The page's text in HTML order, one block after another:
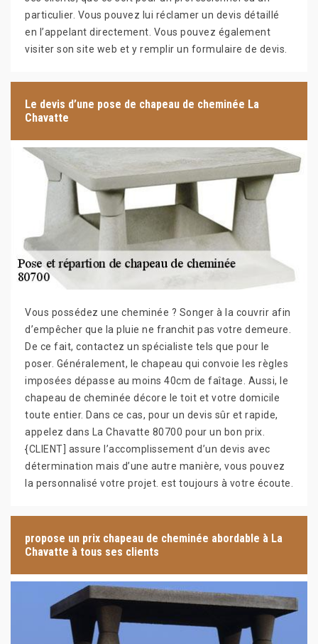
particulier. Vous pouvez lui réclamer un devis détaillé
en l’appelant directement. Vous pouvez également
visiter son site web et y remplir un formulaire de devis.
Le devis d’une pose de chapeau de cheminée La
Chavatte
Vous possédez une cheminée ? Songer à la couvrir afin
d’empêcher que la pluie ne franchit pas votre demeure.
De ce fait, contactez un spécialiste tels que pour le
poser. Généralement, le chapeau qui convoie les règles
imposées dépasse au moins 40cm de faîtage. Aussi, le
chapeau de cheminée décore le toit et votre domicile
toute entier. Dans ce cas, pour un devis sûr et rapide,
appelez dans La Chavatte 80700 pour un bon prix.
{CLIENT] assure l’accomplissement d’un devis avec
détermination mais d’une autre manière, vous pouvez
la personnalisé votre projet. est toujours à votre écoute.
propose un prix chapeau de cheminée abordable à La
Chavatte à tous ses clients